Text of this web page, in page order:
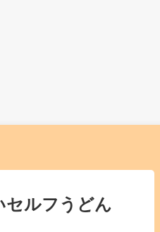
セルフうどん